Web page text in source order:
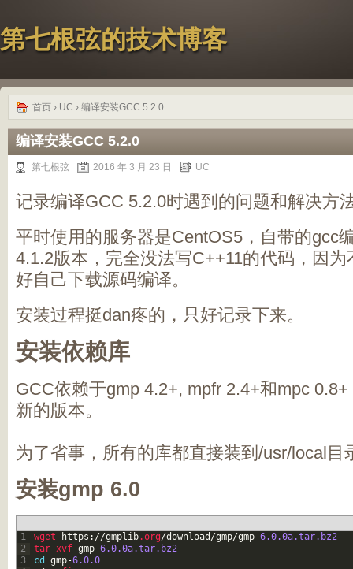
第七根弦的技术博客
首页 › UC › 编译安装GCC 5.2.0
编译安装GCC 5.2.0
第七根弦 2016 年 3 月 23 日 UC
记录编译GCC 5.2.0时遇到的问题和解决方
平时使用的服务器是CentOS5，自带的gcc
4.1.2版本，完全没法写C++11的代码，因
好自己下载源码编译。
安装过程挺dan疼的，只好记录下来。
安装依赖库
GCC依赖于gmp 4.2+, mpfr 2.4+和mpc
新的版本。
为了省事，所有的库都直接装到/usr/local目
安装gmp 6.0
1
2
3
wget https : //gmplib.org/download /gmp/gmp-6.0.0a.tar.bz2
tar xvf gmp-6.0.0a.tar.bz2
cd
gmp-6.0.0